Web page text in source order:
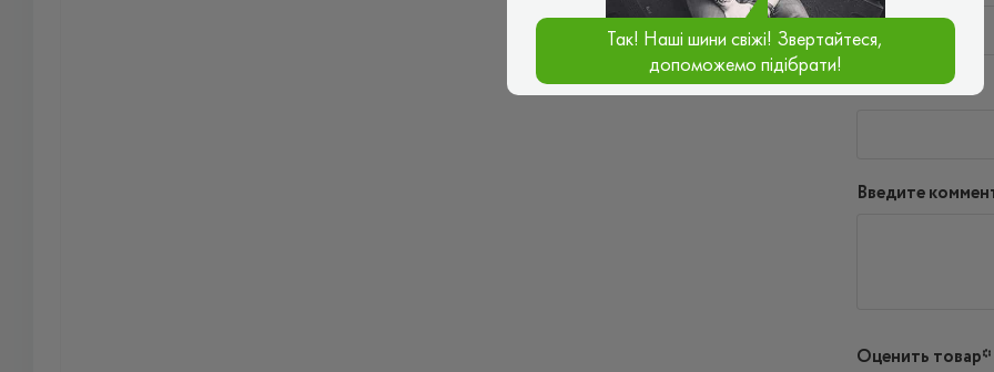
Ваш e-mail*
Введите
Оценить товар*
Так! Наші шини свіжі! Звертайтеся,
допоможемо підібрати!